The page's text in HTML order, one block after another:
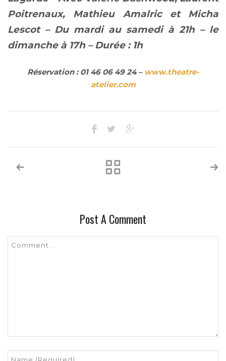
Poitrenaux, Mathieu Amalric et Micha
Lescot – Du mardi au samedi à 21h – le
dimanche à 17h – Durée : 1h
Réservation : 01 46 06 49 24 – www.theatre-
atelier.com
Post A Comment